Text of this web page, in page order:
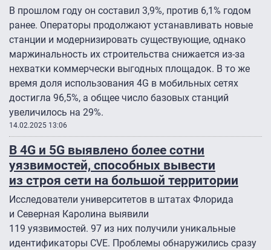
В прошлом году он составил 3,9%, против 6,1% годом
ранее. Операторы продолжают устанавливать новые
станции и модернизировать существующие, однако
маржинальность их строительства снижается из-за
нехватки коммерчески выгодных площадок. В то же
время доля использования 4G в мобильных сетях
достигла 96,5%, а общее число базовых станций
увеличилось на 29%.
14.02.2025 13:06
В 4G и 5G выявлено более сотни
уязвимостей, способных вывести
из строя сети на большой территории
Исследователи университетов в штатах Флорида
и Северная Каролина выявили
119 уязвимостей. 97 из них получили уникальные
идентификаторы CVE. Проблемы обнаружились сразу